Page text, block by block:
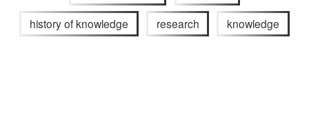
history of knowledge research knowledge